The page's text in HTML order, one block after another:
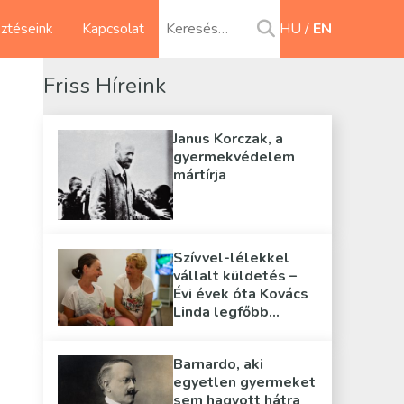
Kapcsolat HU EN
Friss Híreink
Janus Korczak, a
gyermekvédelem
mártírja
Szívvel-lélekkel
vállalt küldetés –
Évi évek óta Kovács
Linda legfőbb
Barnardo, aki
egyetlen gyermeket
sem hagyott hátra